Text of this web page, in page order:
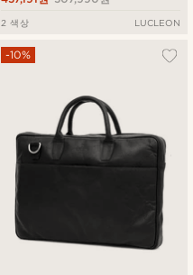
2 색상 LUCLEON
-10%